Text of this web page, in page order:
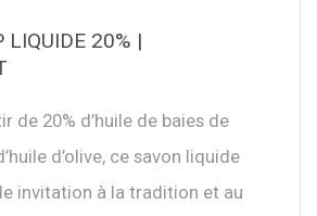
LIQUIDE 20% |
de 20% d’huile de baies de
d’olive, ce savon liquide
invitation à la tradition et au